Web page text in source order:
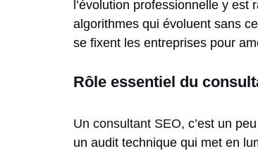
l’évolution professionnelle y
algorithmes qui évoluent sans
se fixent les entreprises pour
Rôle essentiel du
Un consultant SEO, c’est un
un audit technique qui met en